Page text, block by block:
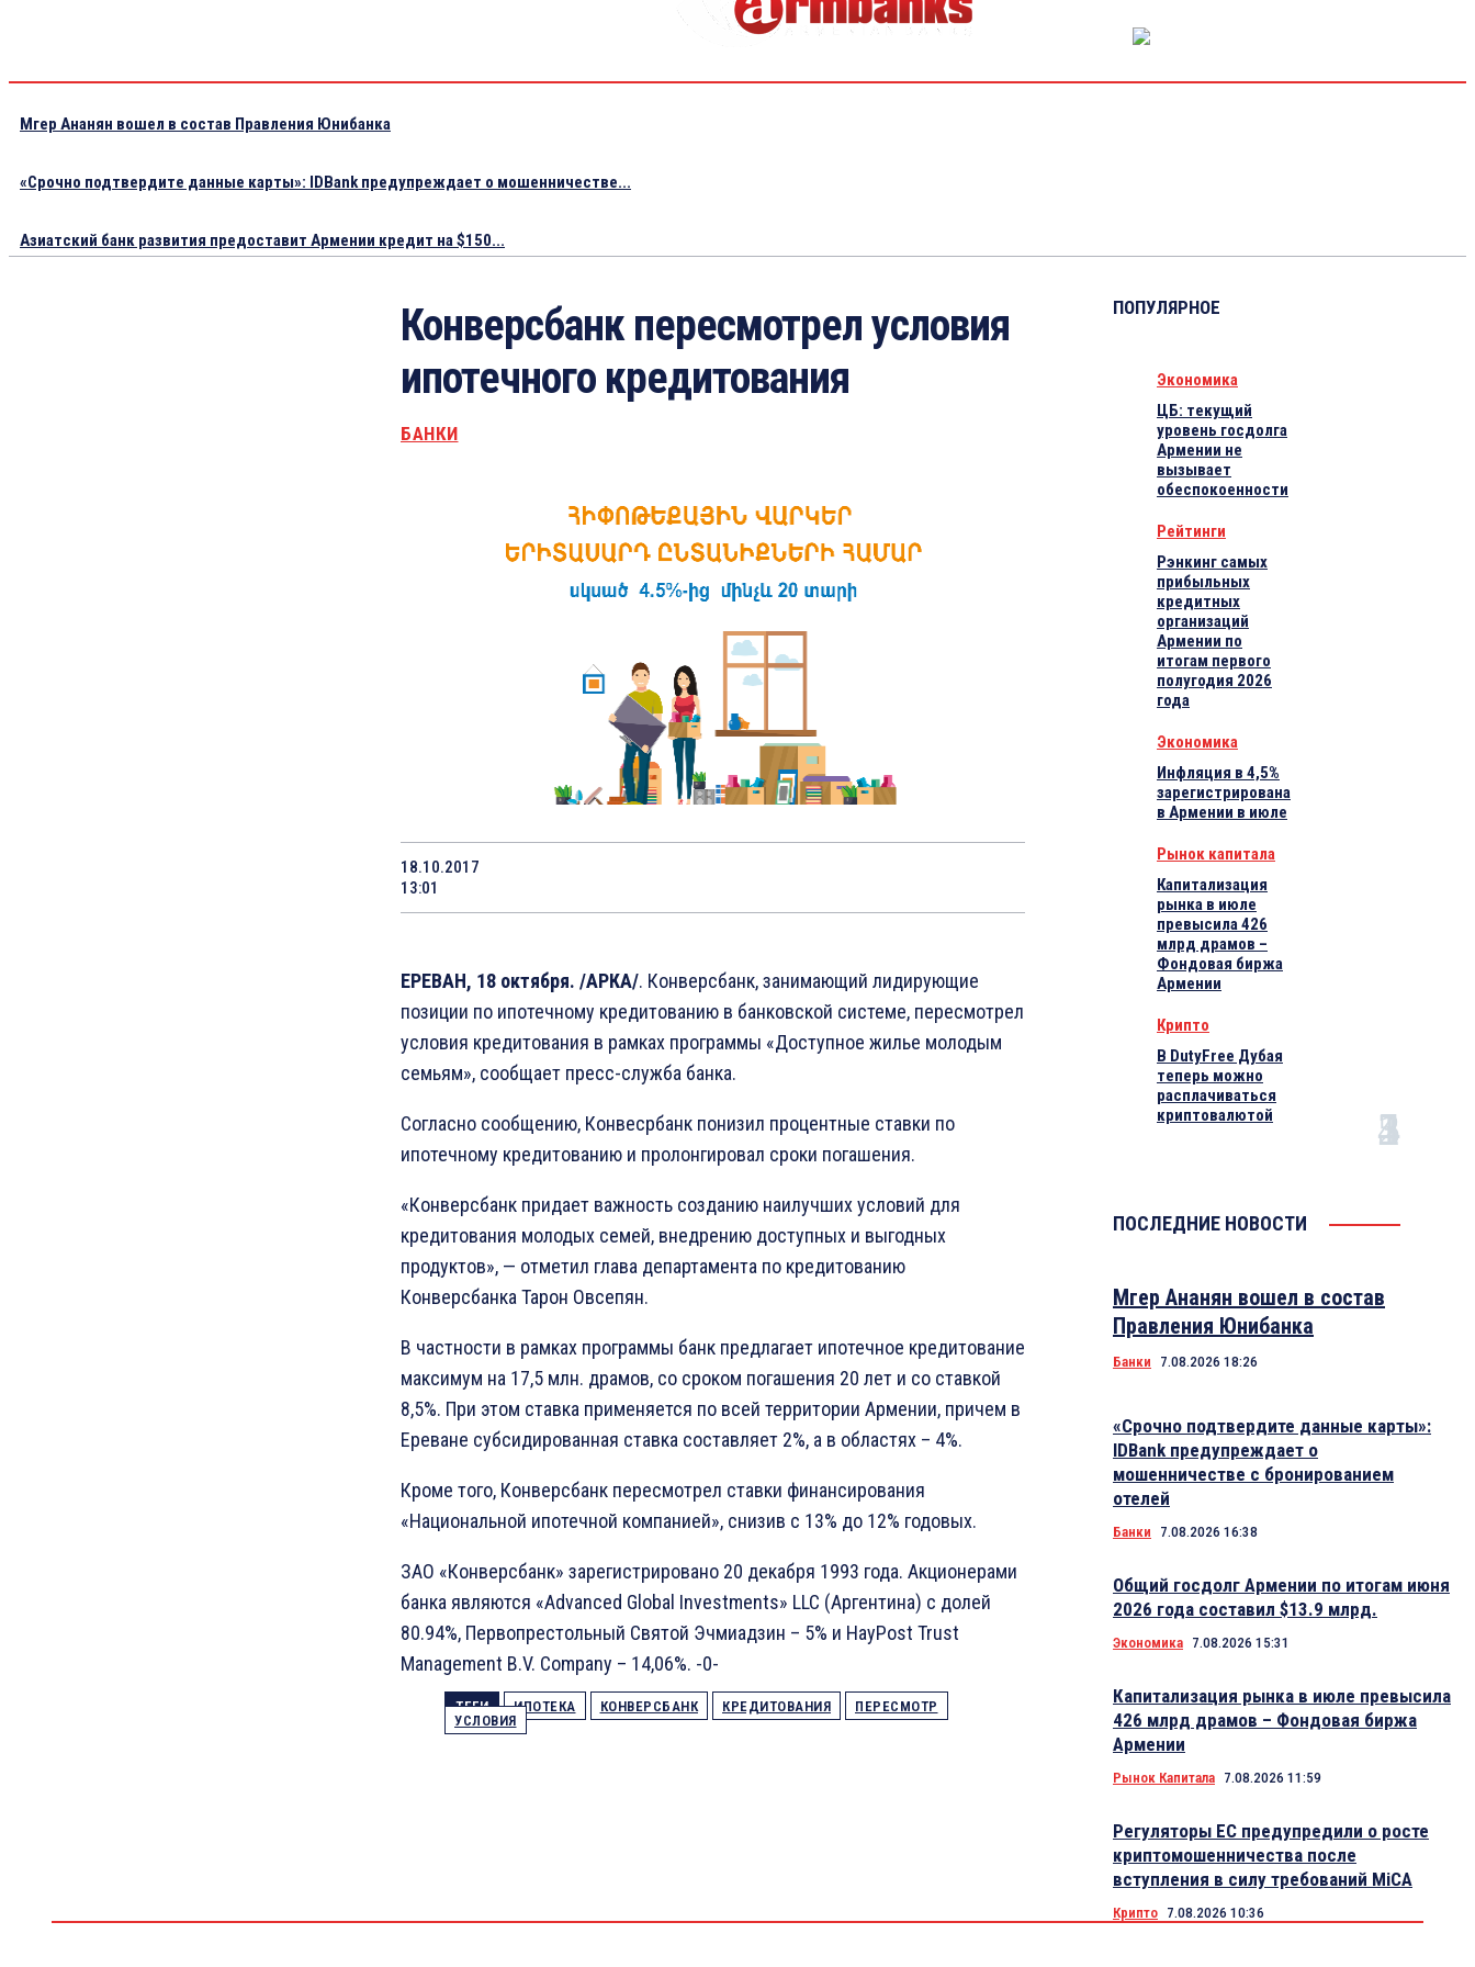
Мгер Ананян вошел в состав Правления Юнибанка
«Срочно подтвердите данные карты»: IDBank предупреждает о мошенничестве...
Азиатский банк развития предоставит Армении кредит на $150...
Конверсбанк пересмотрел условия
ипотечного кредитования
БАНКИ
18.10.2017
13:01
ЕРЕВАН, 18 октября. /АРКА/. Конверсбанк, занимающий лидирующие
позиции по ипотечному кредитованию в банковской системе, пересмотрел
условия кредитования в рамках программы «Доступное жилье молодым
семьям», сообщает пресс-служба банка.
Согласно сообщению, Конвесрбанк понизил процентные ставки по
ипотечному кредитованию и пролонгировал сроки погашения.
«Конверсбанк придает важность созданию наилучших условий для
кредитования молодых семей, внедрению доступных и выгодных
продуктов», — отметил глава департамента по кредитованию
Конверсбанка Тарон Овсепян.
В частности в рамках программы банк предлагает ипотечное кредитование
максимум на 17,5 млн. драмов, со сроком погашения 20 лет и со ставкой
8,5%. При этом ставка применяется по всей территории Армении, причем в
Ереване субсидированная ставка составляет 2%, а в областях – 4%.
Кроме того, Конверсбанк пересмотрел ставки финансирования
«Национальной ипотечной компанией», снизив с 13% до 12% годовых.
ЗАО «Конверсбанк» зарегистрировано 20 декабря 1993 года. Акционерами
банка являются «Advanced Global Investments» LLC (Аргентина) с долей
80.94%, Первопрестольный Святой Эчмиадзин – 5% и HayPost Trust
Management B.V. Company – 14,06%. -0-
ТЕГИ ИПОТЕКА КОНВЕРСБАНК КРЕДИТОВАНИЯ
ПЕРЕСМОТР
УСЛОВИЯ
ПОПУЛЯРНОЕ
Экономика
ЦБ: текущий
уровень госдолга
Армении не
вызывает
обеспокоенности
Рейтинги
Рэнкинг самых
прибыльных
кредитных
организаций
Армении по
итогам первого
полугодия 2026
года
Экономика
Инфляция в 4,5%
зарегистрирована
в Армении в июле
Рынок капитала
Капитализация
рынка в июле
превысила 426
млрд драмов –
Фондовая биржа
Армении
Крипто
В DutyFree Дубая
теперь можно
расплачиваться
криптовалютой
ПОСЛЕДНИЕ НОВОСТИ
Мгер Ананян вошел в состав
Правления Юнибанка
Банки 7.08.2026 18:26
«Срочно подтвердите данные карты»:
IDBank предупреждает о
мошенничестве с бронированием
отелей
Банки 7.08.2026 16:38
Общий госдолг Армении по итогам июня
2026 года составил $13.9 млрд.
Экономика 7.08.2026 15:31
Капитализация рынка в июле превысила
426 млрд драмов – Фондовая биржа
Армении
Рынок Капитала 7.08.2026 11:59
Регуляторы ЕС предупредили о росте
криптомошенничества после
вступления в силу требований MiCA
Крипто 7.08.2026 10:36